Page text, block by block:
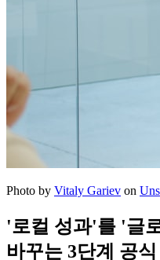
Photo by Vitaly Gariev on
'로컬 성과'를 '글
바꾸는 3단계 공식